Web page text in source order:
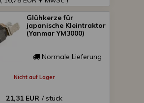
Glühkerze für
japanische Kleintraktor
(Yanmar YM3000)
Normale Lieferung
Nicht auf Lager
21,31 EUR / stück